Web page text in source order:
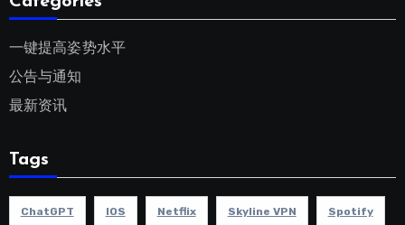
一键提高姿势水平
公告与通知
最新资讯
Tags
ChatGPT IOS Netflix Skyline VPN Spotify